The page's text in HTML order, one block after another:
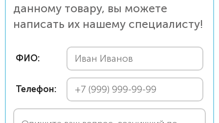
данному товару, вы можете
написать их нашему специалисту!
ФИО:
Телефон: